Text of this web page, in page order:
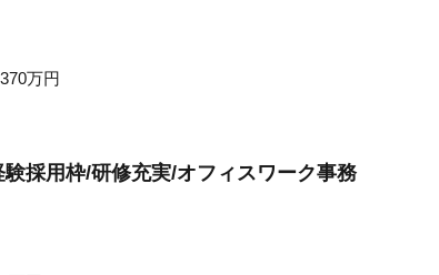
万円
験採用枠/研修充実/オフィスワーク事務